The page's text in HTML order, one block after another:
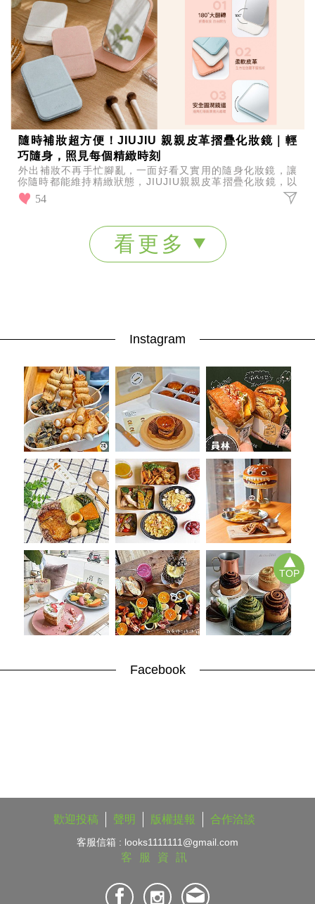
TOP
隨時補妝超方便！JIUJIU 親親皮革摺疊化妝鏡｜輕
巧隨身，照見每個精緻時刻
外出補妝不再手忙腳亂，一面好看又實用的隨身化妝鏡，讓
你隨時都能維持精緻狀態，JIUJIU親親皮革摺疊化妝鏡，以
輕巧設計結合質感外型，陪你照見每個細節。
54
看更多
Instagram
Facebook
客服資訊
客服信箱 : looks1111111@gmail.com
歡迎投稿 聲明 版權提報 合作洽談